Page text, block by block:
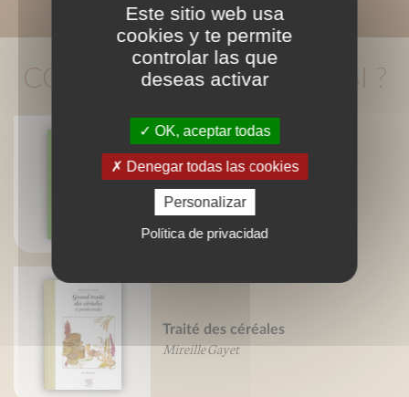
CONNAISSEZ-VOUS AUSSI ?
Petit traité de l'asperge
Martin Fache
Traité des céréales
Mireille Gayet
Este sitio web usa
cookies y te permite
controlar las que
deseas activar
OK, aceptar todas
Denegar todas las cookies
Personalizar
Política de privacidad